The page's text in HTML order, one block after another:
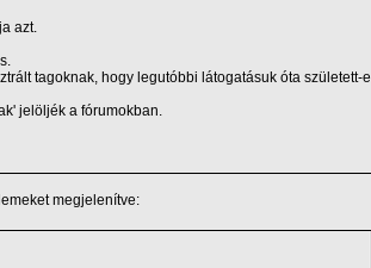
azt.
tagoknak, hogy legutóbbi látogatásuk óta született-e
jelöljék a fórumokban.
megjelenítve: